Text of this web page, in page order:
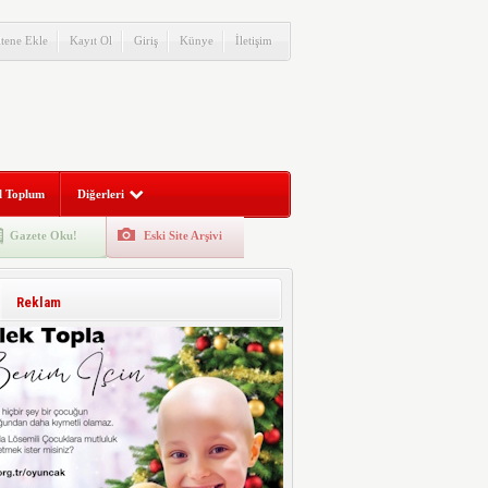
Ekle Kayıt Ol Giriş Künye İletişim
Toplum Diğerleri
Gazete Oku! Eski Site Arşivi
Reklam